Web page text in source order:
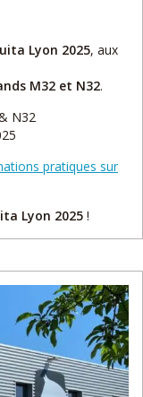
Lyon 2025, aux
M32 et N32.
N32
pratiques sur
Lyon 2025 !